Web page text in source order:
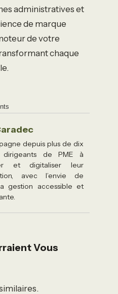
administratives et
de marque
de votre
chaque
depuis plus de dix
dirigeants de PME à
et digitaliser leur
avec l’envie de
gestion accessible et
Vous